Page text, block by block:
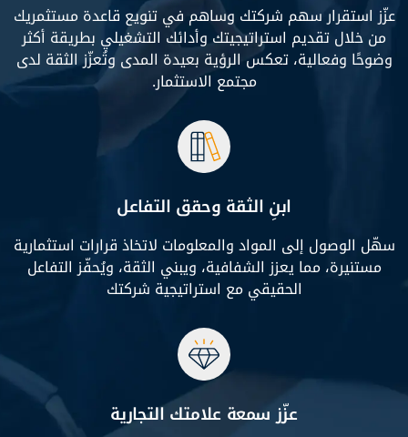
عزّز استقرار سهم شركتك وساهم في تنويع قاعدة مستثمريك
من خلال تقديم استراتيجيتك وأدائك التشغيلي بطريقة أكثر
وضوحًا وفعالية، تعكس الرؤية بعيدة المدى وتُعزّز الثقة لدى
مجتمع الاستثمار.
ابنِ الثقة وحقق التفاعل
سهّل الوصول إلى المواد والمعلومات لاتخاذ قرارات استثمارية
مستنيرة، مما يعزز الشفافية، ويبني الثقة، ويُحفّز التفاعل
الحقيقي مع استراتيجية شركتك
عزّز سمعة علامتك التجارية